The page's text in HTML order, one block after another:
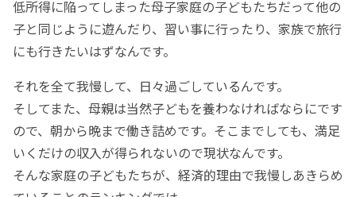
低所得に陥ってしまった母子家庭の子どもたちだって他の
子と同じように遊んだり、習い事に行ったり、家族で旅行
にも行きたいはずなんです。
それを全て我慢して、日々過ごしているんです。
そしてまた、母親は当然子どもを養わなければならにです
ので、朝から晩まで働き詰めです。そこまでしても、満足
いくだけの収入が得られないので現状なんです。
そんな家庭の子どもたちが、経済的理由で我慢しあきらめ